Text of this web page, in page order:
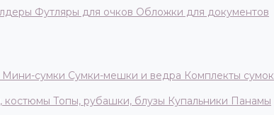
Футляры для очков Обложки для документов
Мини-сумки Сумки-мешки и ведра Комплекты сумок
костюмы Топы, рубашки, блузы Купальники Панамы